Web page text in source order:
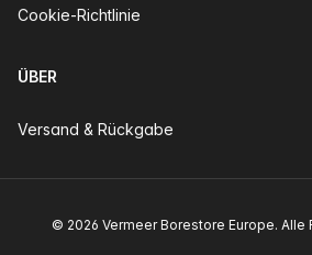
Cookie-Richtlinie
ÜBER
Versand & Rückgabe
© 2026 Vermeer Borestore Europe. Alle